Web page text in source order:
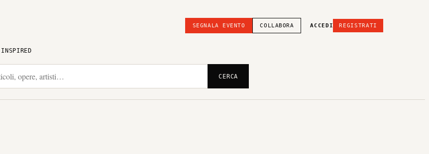
SEGNALA EVENTO COLLABORA ACCEDI REGISTRATI
CERCA